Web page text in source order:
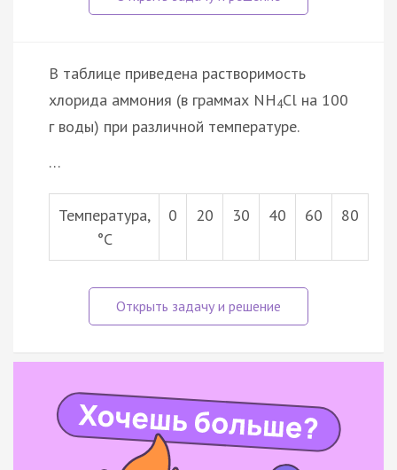
В таблице приведена растворимость
хлорида аммония (в граммах NН4Сl на 100
г воды) при различной температуре.
…
Температура,
°С
0 20 30 40 60 80